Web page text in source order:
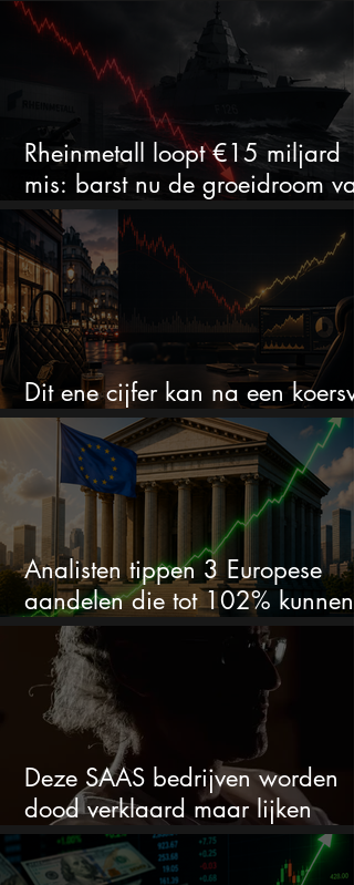
aantrekkelijk?
Rheinmetall loopt €15 miljard
mis: barst nu de groeidroom van
het defensiebedrijf?
Dit ene cijfer kan na een
van 50% alles veranderen
Analisten tippen 3 Europese
aandelen die tot 102% kunnen
stijgen
Deze SAAS bedrijven worden
dood verklaard maar lijken
springlevend